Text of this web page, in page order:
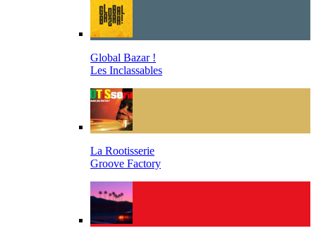
Global Bazar !
Les Inclassables
La Rootisserie
Groove Factory